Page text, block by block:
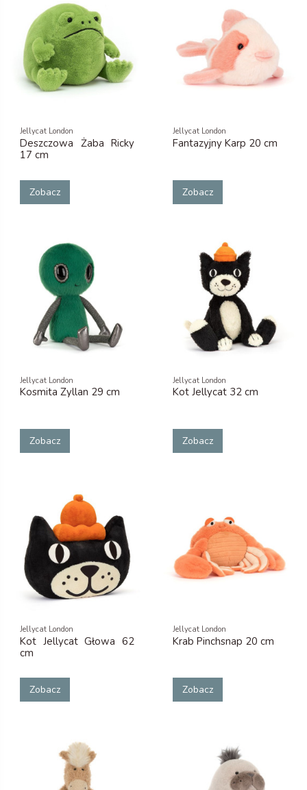
Jellycat London
Deszczowa Żaba Ricky
17 cm
Zobacz
Jellycat London
Fantazyjny Karp 20 cm
Zobacz
Jellycat London
Kosmita Zyllan 29 cm
Zobacz
Jellycat London
Kot Jellycat 32 cm
Zobacz
Jellycat London
Kot Jellycat Głowa 62
cm
Zobacz
Jellycat London
Krab Pinchsnap 20 cm
Zobacz